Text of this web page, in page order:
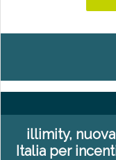
illimity,
Italia per